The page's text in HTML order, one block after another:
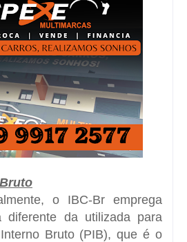
o IBC-Br emprega
diferente da utilizada para
Bruto (PIB), que é o